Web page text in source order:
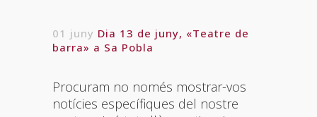
01 juny Dia 13 de juny, «Teatre de
barra» a Sa Pobla
Procuram no només mostrar-vos
notícies específiques del nostre